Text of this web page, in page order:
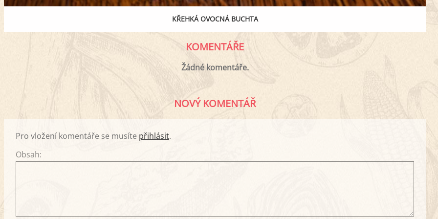
KŘEHKÁ OVOCNÁ BUCHTA
KOMENTÁŘE
Žádné komentáře.
NOVÝ KOMENTÁŘ
Pro vložení komentáře se musíte přihlásit.
Obsah: